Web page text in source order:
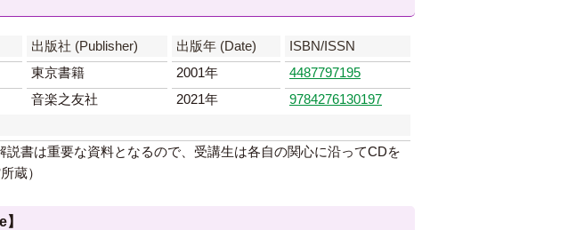
出版社 (Publisher) 出版年 (Date)
ISBN/ISSN
東京書籍 2001年
4487797195
音楽之友社 2021年
9784276130197
書は重要な資料となるので、受講生は各自の関心に沿ってCDを
蔵）